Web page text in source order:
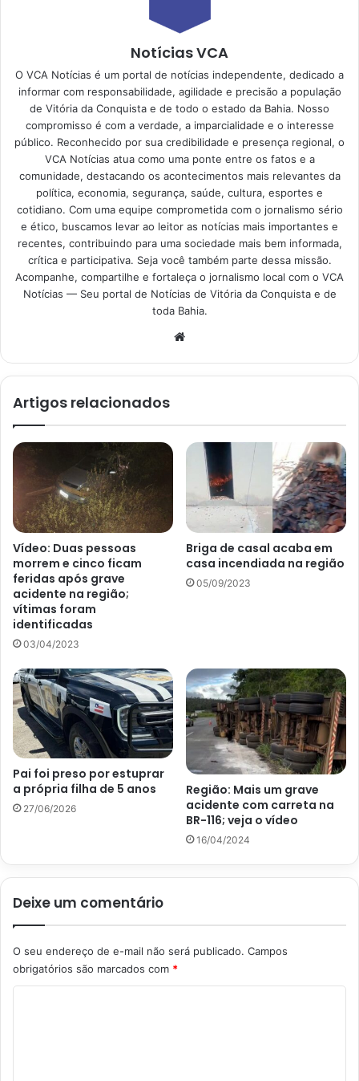
Notícias VCA
O VCA Notícias é um portal de notícias independente, dedicado a
informar com responsabilidade, agilidade e precisão a população
de Vitória da Conquista e de todo o estado da Bahia. Nosso
compromisso é com a verdade, a imparcialidade e o interesse
público. Reconhecido por sua credibilidade e presença regional, o
VCA Notícias atua como uma ponte entre os fatos e a
comunidade, destacando os acontecimentos mais relevantes da
política, economia, segurança, saúde, cultura, esportes e
cotidiano. Com uma equipe comprometida com o jornalismo sério
e ético, buscamos levar ao leitor as notícias mais importantes e
recentes, contribuindo para uma sociedade mais bem informada,
crítica e participativa. Seja você também parte dessa missão.
Acompanhe, compartilhe e fortaleça o jornalismo local com o VCA
Notícias — Seu portal de Notícias de Vitória da Conquista e de
toda Bahia.
Artigos relacionados
Vídeo: Duas pessoas
morrem e cinco ficam
feridas após grave
acidente na região;
vítimas foram
identificadas
03/04/2023
Briga de casal acaba em
casa incendiada na região
05/09/2023
Pai foi preso por estuprar
a própria filha de 5 anos
27/06/2026
Região: Mais um grave
acidente com carreta na
BR-116; veja o vídeo
16/04/2024
Deixe um comentário
O seu endereço de e-mail não será publicado. Campos
obrigatórios são marcados com *